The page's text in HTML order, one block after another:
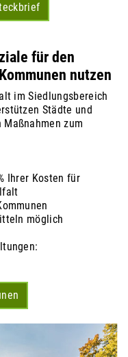
für den
nutzen
im Siedlungsbereich
Städte und
zum
Ihrer Kosten für
möglich